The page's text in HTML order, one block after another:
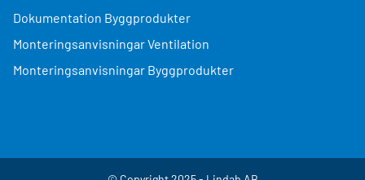
Dokumentation Byggprodukter
Monteringsanvisningar Ventilation
Monteringsanvisningar Byggprodukter